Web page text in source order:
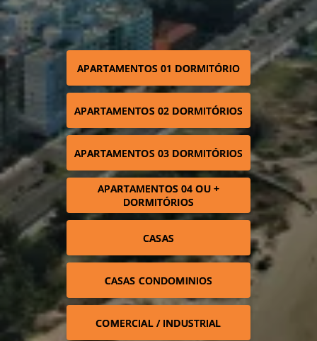
APARTAMENTOS 01 DORMITÓRIO
APARTAMENTOS 02 DORMITÓRIOS
APARTAMENTOS 03 DORMITÓRIOS
APARTAMENTOS 04 OU +
DORMITÓRIOS
CASAS
CASAS CONDOMINIOS
COMERCIAL / INDUSTRIAL